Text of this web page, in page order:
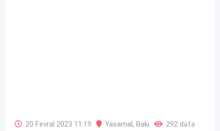
20 Fevral 2023 11:19 Yasamal , Bakı
292 dəfə